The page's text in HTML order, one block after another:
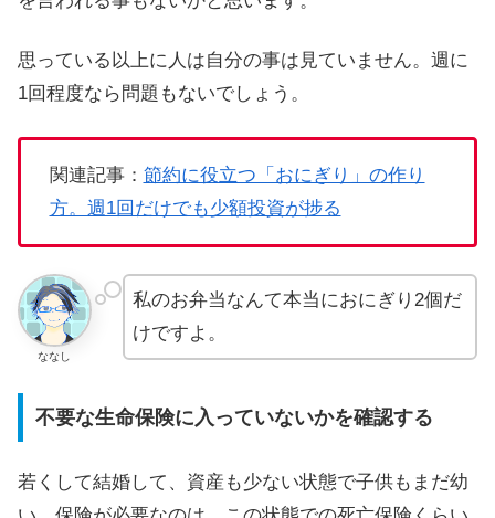
思っている以上に人は自分の事は見ていません。週に
1回程度なら問題もないでしょう。
関連記事： 節約に役立つ「おにぎり」の作り
方。週1回だけでも少額投資が捗る
ななし
私のお弁当なんて本当におにぎり2個だ
けですよ。
不要な生命保険に入っていないかを確認する
若くして結婚して、資産も少ない状態で子供もまだ幼